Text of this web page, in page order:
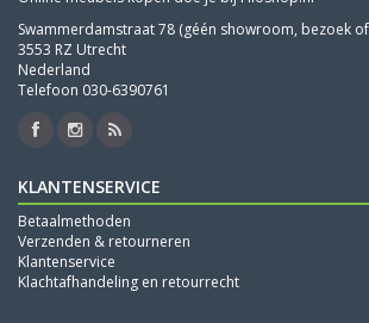
Swammerdamstraat 78 (géén showroom, bezoek
3553 RZ Utrecht
Nederland
Telefoon 030-6390761
KLANTENSERVICE
Betaalmethoden
Verzenden & retourneren
Klantenservice
Klachtafhandeling en retourrecht